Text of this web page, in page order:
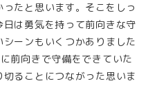
たと思います。そこをしっ
は勇気を持って前向きな守
ーンもいくつかありました
前向きで守備をできていた
ることにつながった思いま